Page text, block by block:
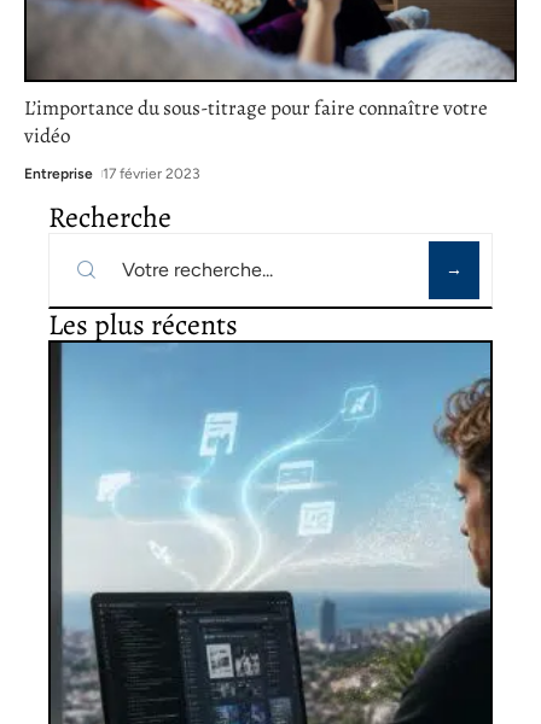
L’importance du sous-titrage pour faire connaître votre
vidéo
Entreprise 17 février 2023
Recherche
Les plus récents